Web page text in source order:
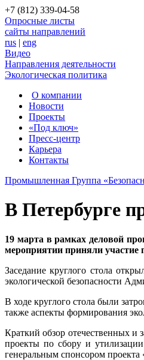
+7 (812) 339-04-58
Опросные листы
сайты направлений
rus | eng
Видео
Направления деятельности
Экологическая политика
О компании
Новости
Проекты
«Под ключ»
Пресс-центр
Карьера
Контакты
Промышленная Группа
В Петербурге
19 марта в рамках деловой
мероприятии приняли участие
Заседание круглого стола
экологической безопасности
В ходе круглого стола были
также аспекты формирования
Краткий обзор отечественных и
проекты по сбору и
генеральным спонсором